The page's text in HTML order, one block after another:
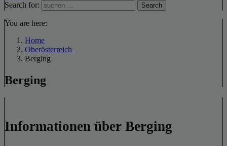
Search for:
Search
You are here:
Home
Oberösterreich
Berging
Berging
Informationen über Berging